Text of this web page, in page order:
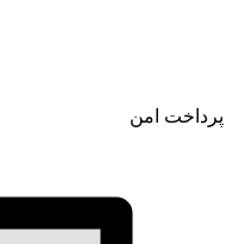
پرداخت امن